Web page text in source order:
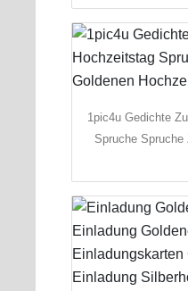
1pic4u Gedichte
Spruche Spruche